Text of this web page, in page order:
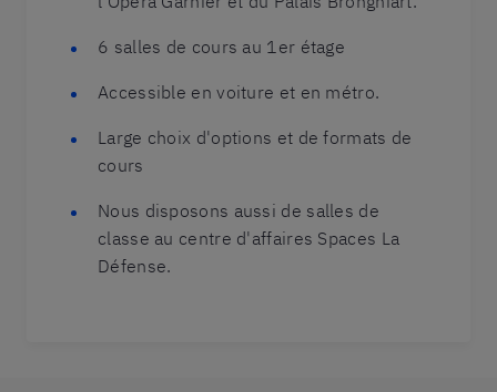
6 salles de cours au 1er étage
Accessible en voiture et en métro.
Large choix d'options et de formats de
cours
Nous disposons aussi de salles de
classe au centre d'affaires Spaces La
Défense.